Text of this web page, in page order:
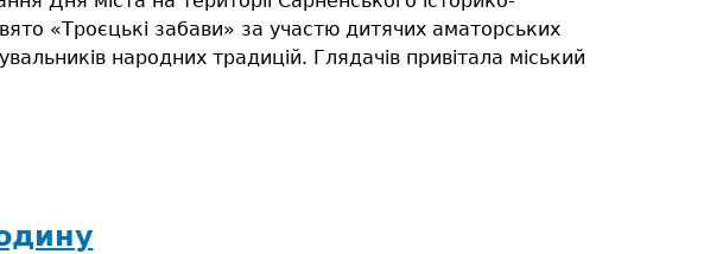
«Троєцькі забави» за участю дитячих аматорських
народних традицій. Глядачів привітала міський